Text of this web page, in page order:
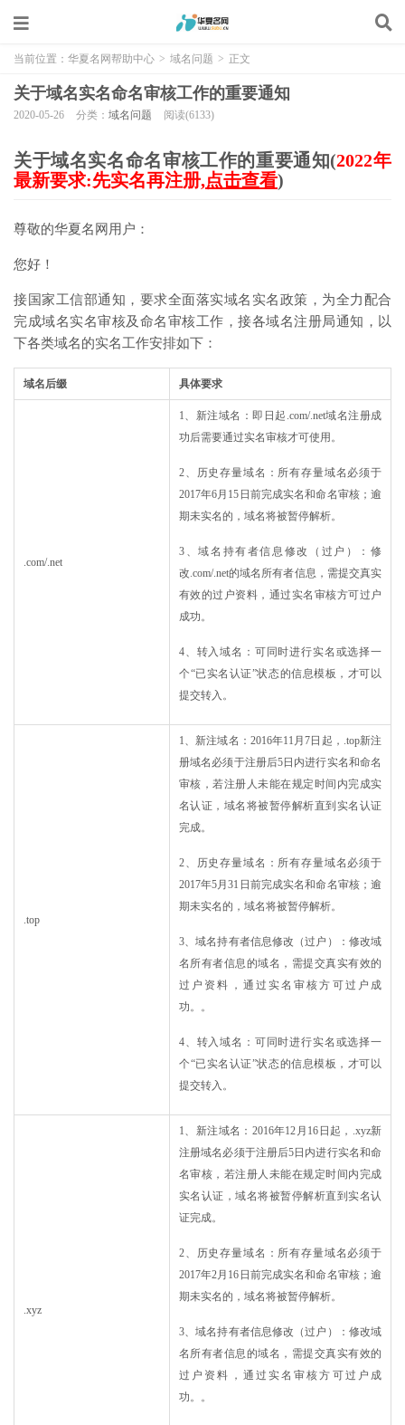
当前位置： 华夏名网帮助中心 > 域名问题 > 正文
关于域名实名命名审核工作的重要通知
2020-05-26 分类： 域名问题 阅读(6133)
关于域名实名命名审核工作的重要通知(2022年
最新要求:先实名再注册,点击查看)
尊敬的华夏名网用户：
您好！
接国家工信部通知，要求全面落实域名实名政策，为全力配合
完成域名实名审核及命名审核工作，接各域名注册局通知，以
下各类域名的实名工作安排如下：
域名后缀 具体要求
.com/.net
1、新注域名：即日起.com/.net域名注册成
功后需要通过实名审核才可使用。
2、历史存量域名：所有存量域名必须于
2017年6月15日前完成实名和命名审核；逾
期未实名的，域名将被暂停解析。
3、域名持有者信息修改（过户）：修
改.com/.net的域名所有者信息，需提交真实
有效的过户资料，通过实名审核方可过户
成功。
4、转入域名：可同时进行实名或选择一
个“已实名认证”状态的信息模板，才可以
提交转入。
.top
1、新注域名：2016年11月7日起，.top新注
册域名必须于注册后5日内进行实名和命名
审核，若注册人未能在规定时间内完成实
名认证，域名将被暂停解析直到实名认证
完成。
2、历史存量域名：所有存量域名必须于
2017年5月31日前完成实名和命名审核；逾
期未实名的，域名将被暂停解析。
3、域名持有者信息修改（过户）：修改域
名所有者信息的域名，需提交真实有效的
过户资料，通过实名审核方可过户成
功。。
4、转入域名：可同时进行实名或选择一
个“已实名认证”状态的信息模板，才可以
提交转入。
.xyz
1、新注域名：2016年12月16日起，.xyz新
注册域名必须于注册后5日内进行实名和命
名审核，若注册人未能在规定时间内完成
实名认证，域名将被暂停解析直到实名认
证完成。
2、历史存量域名：所有存量域名必须于
2017年2月16日前完成实名和命名审核；逾
期未实名的，域名将被暂停解析。
3、域名持有者信息修改（过户）：修改域
名所有者信息的域名，需提交真实有效的
过户资料，通过实名审核方可过户成
功。。